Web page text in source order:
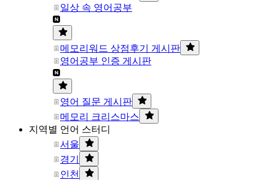
일상 속 영어공부
메모리워드 상점후기 게시판
영어공부 인증 게시판
영어 질문 게시판
메모리 크리스마스
지역별 언어 스터디
서울
경기
인천